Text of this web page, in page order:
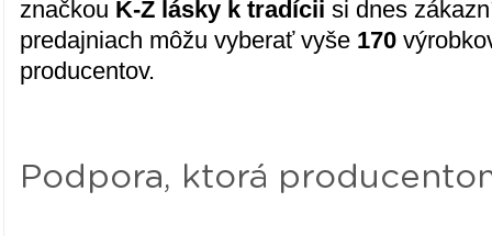
značkou K-Z lásky k tradícii si dnes
predajniach môžu vyberať vyše 170
producentov.
Podpora, ktorá